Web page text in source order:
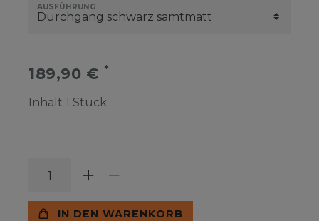
AUSFÜHRUNG
189,90 € *
Inhalt 1 Stück
IN DEN WARENKORB